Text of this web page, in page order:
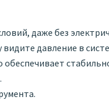
даже без
давление в